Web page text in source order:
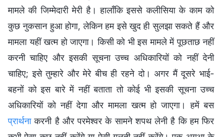
मामले की जिम्मेदारी मेरी है। हालाँकि इससे कलीसिया के काम को
कुछ नुकसान हुआ होगा, लेकिन हम इसे खुद ही सुलझा सकते हैं और
मामला यहीं खत्म हो जाएगा। किसी को भी इस मामले में पूछताछ नहीं
करनी चाहिए और इसकी सूचना उच्च अधिकारियों को नहीं देनी
चाहिए; इसे तुम्हारे और मेरे बीच ही रहने दो। अगर मैं दूसरे भाई-
बहनों को इस बारे में नहीं बताता तो कोई भी इसकी सूचना उच्च
अधिकारियों को नहीं देगा और मामला खत्म हो जाएगा। हमें बस
प्रार्थनाकरनी है और परमेश्वर के सामने शपथ लेनी है कि हम फिर